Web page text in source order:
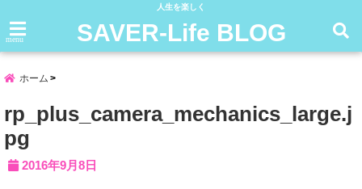
人生を楽しく
menu SAVER-Life BLOG
ホーム
rp_plus_camera_mechanics_large.j
pg
2016年9月8日